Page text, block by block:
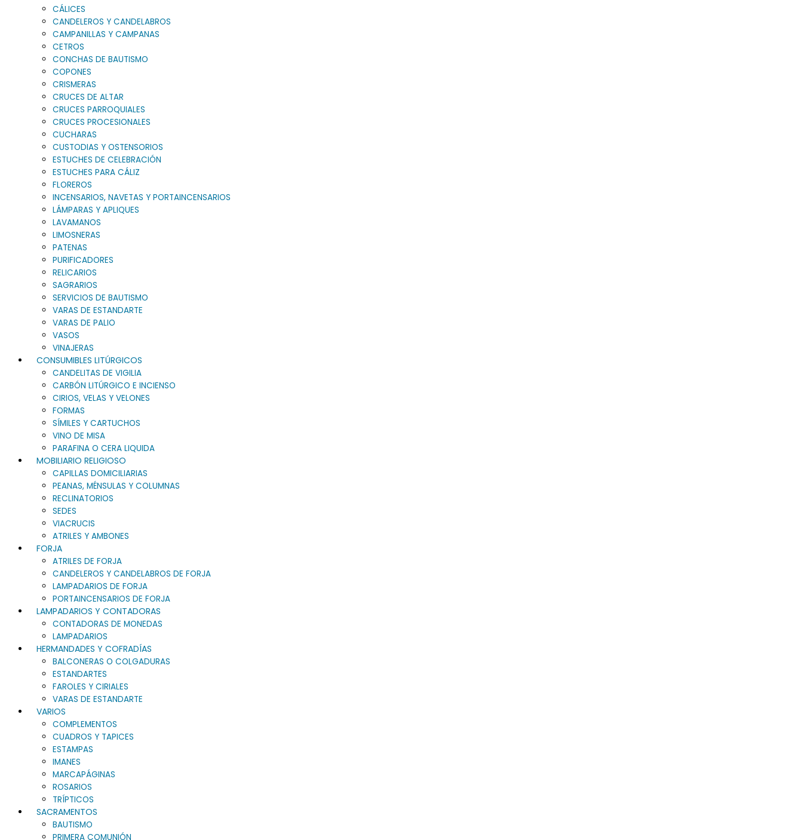
CÁLICES
CANDELEROS Y CANDELABROS
CAMPANILLAS Y CAMPANAS
CETROS
CONCHAS DE BAUTISMO
COPONES
CRISMERAS
CRUCES DE ALTAR
CRUCES PARROQUIALES
CRUCES PROCESIONALES
CUCHARAS
CUSTODIAS Y OSTENSORIOS
ESTUCHES DE CELEBRACIÓN
ESTUCHES PARA CÁLIZ
FLOREROS
INCENSARIOS, NAVETAS Y PORTAINCENSARIOS
LÁMPARAS Y APLIQUES
LAVAMANOS
LIMOSNERAS
PATENAS
PURIFICADORES
RELICARIOS
SAGRARIOS
SERVICIOS DE BAUTISMO
VARAS DE ESTANDARTE
VARAS DE PALIO
VASOS
VINAJERAS
CONSUMIBLES LITÚRGICOS
CANDELITAS DE VIGILIA
CARBÓN LITÚRGICO E INCIENSO
CIRIOS, VELAS Y VELONES
FORMAS
SÍMILES Y CARTUCHOS
VINO DE MISA
PARAFINA O CERA LIQUIDA
MOBILIARIO RELIGIOSO
CAPILLAS DOMICILIARIAS
PEANAS, MÉNSULAS Y COLUMNAS
RECLINATORIOS
SEDES
VIACRUCIS
ATRILES Y AMBONES
FORJA
ATRILES DE FORJA
CANDELEROS Y CANDELABROS DE FORJA
LAMPADARIOS DE FORJA
PORTAINCENSARIOS DE FORJA
LAMPADARIOS Y CONTADORAS
CONTADORAS DE MONEDAS
LAMPADARIOS
HERMANDADES Y COFRADÍAS
BALCONERAS O COLGADURAS
ESTANDARTES
FAROLES Y CIRIALES
VARAS DE ESTANDARTE
VARIOS
COMPLEMENTOS
CUADROS Y TAPICES
ESTAMPAS
IMANES
MARCAPÁGINAS
ROSARIOS
TRÍPTICOS
SACRAMENTOS
BAUTISMO
PRIMERA COMUNIÓN